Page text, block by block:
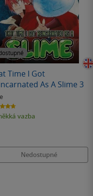
Time I Got
As A Slime 3
vazba
Nedostupné